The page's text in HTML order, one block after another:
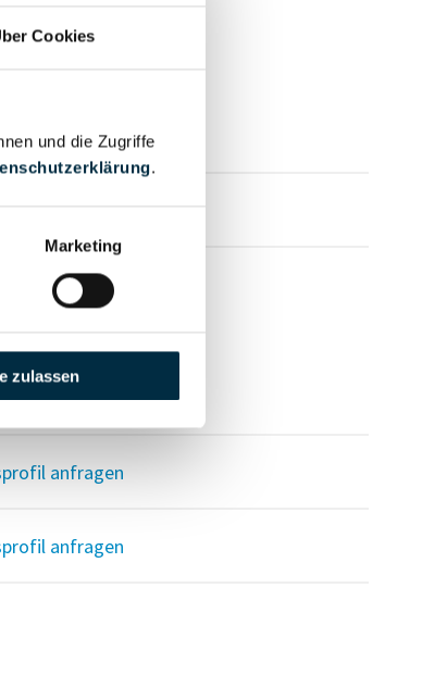
Cookies
und die Zugriffe
.
Marketing
zulassen
anfragen
anfragen
anfragen
anfragen